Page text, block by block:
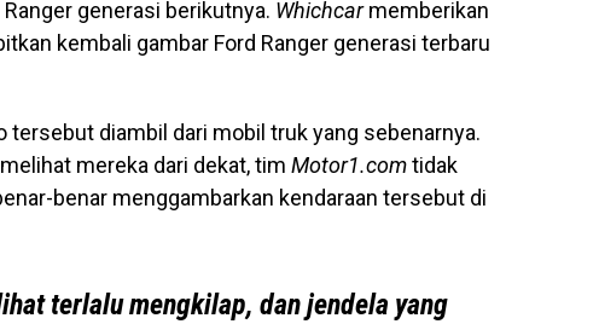
generasi berikutnya. Whichcarmemberikan
kembali gambar Ford Ranger generasi terbaru
diambil dari mobil truk yang sebenarnya.
mereka dari dekat, tim Motor1.comtidak
benar menggambarkan kendaraan tersebut di
terlalu mengkilap, dan jendela yang